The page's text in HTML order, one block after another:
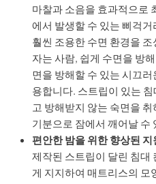
마찰과 소음을 효과적으로
에서 발생할 수 있는 삐걱
훨씬 조용한 수면 환경을
자는 사람, 쉽게 수면을 방
면을 방해할 수 있는 시끄
용합니다. 스트립이 있는
고 방해받지 않는 숙면을
기분으로 잠에서 깨어날 수
편안한 밤을 위한 향상된
제작된 스트립이 달린 침대
게 지지하여 매트리스의 모